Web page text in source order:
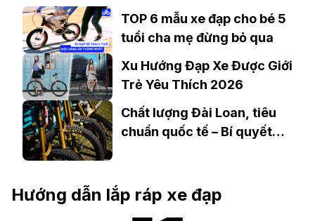
GIẢM GIÁ LÊN ĐẾN 50%++
TOP 6 mẫu xe đạp cho bé 5
tuổi cha mẹ đừng bỏ qua
Xu Hướng Đạp Xe Được Giới
Trẻ Yêu Thích 2026
Chất lượng Đài Loan, tiêu
chuẩn quốc tế – Bí quyết
Hướng dẫn lắp ráp xe đạp